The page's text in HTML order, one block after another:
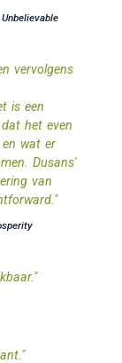
vervolgens
is een
het even
wat er
Dusans'
van